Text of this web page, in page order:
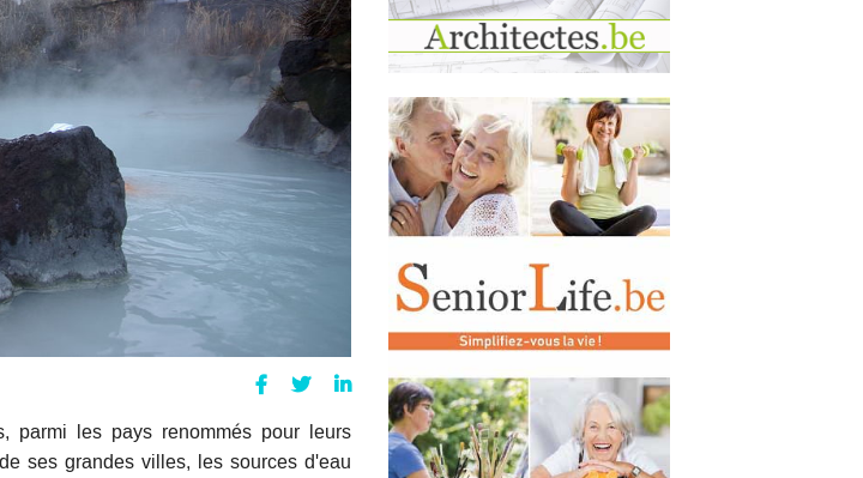
parmi les pays renommés pour leurs
ses grandes villes, les sources d'eau